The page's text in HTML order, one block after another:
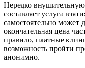
Нередко внушительную
составляет услуга
самостоятельно может
окончательная цена
правило, платные
возможность пройти
анонимно.